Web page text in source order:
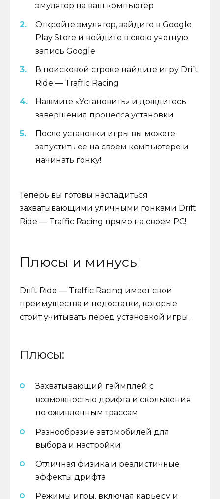
эмулятор на ваш компьютер
Откройте эмулятор, зайдите в Google
Play Store и войдите в свою учетную
запись Google
В поисковой строке найдите игру Drift
Ride — Traffic Racing
Нажмите «Установить» и дождитесь
завершения процесса установки
После установки игры вы можете
запустить ее на своем компьютере и
начинать гонку!
Теперь вы готовы насладиться
захватывающими уличными гонками Drift
Ride — Traffic Racing прямо на своем PC!
Плюсы и минусы
Drift Ride — Traffic Racing имеет свои
преимущества и недостатки, которые
стоит учитывать перед установкой игры.
Плюсы:
Захватывающий геймплей с
возможностью дрифта и скольжения
по оживленным трассам
Разнообразие автомобилей для
выбора и настройки
Отличная физика и реалистичные
эффекты дрифта
Режимы игры, включая карьеру и